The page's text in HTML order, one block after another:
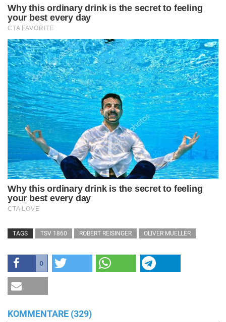
TAGS TSV 1860 ROBERT REISINGER OLIVER MUELLER
0
KOMMENTARE (329)